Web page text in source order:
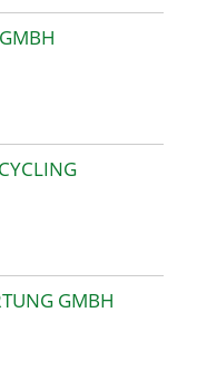
GMBH